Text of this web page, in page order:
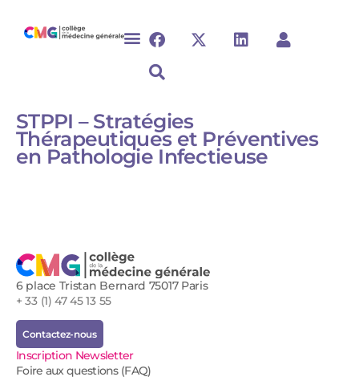
STPPI – Stratégies
Thérapeutiques et Préventives
en Pathologie Infectieuse
6 place Tristan Bernard 75017 Paris
+ 33 (1) 47 45 13 55
Contactez-nous
Inscription Newsletter
Foire aux questions (FAQ)